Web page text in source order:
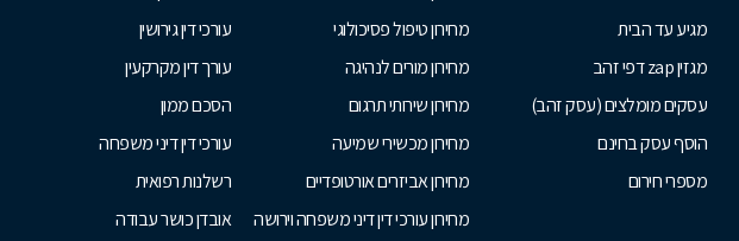
מגיע עד הבית
מגזין zap דפי זהב
עסקים מומלצים (עסק זהב)
הוסף עסק בחינם
מספרי חירום
מחירון טיפול פסיכולוגי
מחירון מורים לנהיגה
מחירון שירותי תרגום
מחירון מכשירי שמיעה
מחירון אביזרים אורטופדיים
מחירון עורכי דין דיני משפחה וירושה
עורכי דין גירושין
עורך דין מקרקעין
הסכם ממון
עורכי דין דיני משפחה
רשלנות רפואית
אובדן כושר עבודה